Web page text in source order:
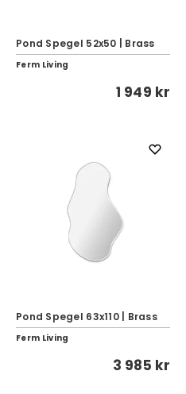
Pond Spegel 52x50 | Brass
Ferm Living
1 949 kr
Pond Spegel 63x110 | Brass
Ferm Living
3 985 kr